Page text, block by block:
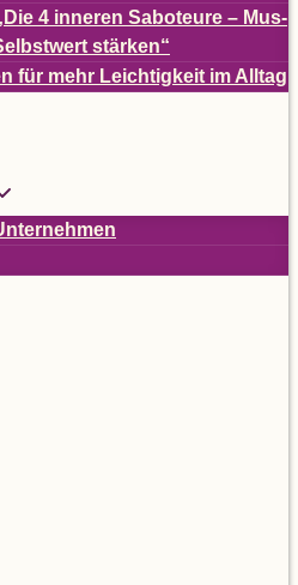
Die 4 inne­ren Sabo­teure – Mus­
stärken“
für mehr Leich­tig­keit im Alltag